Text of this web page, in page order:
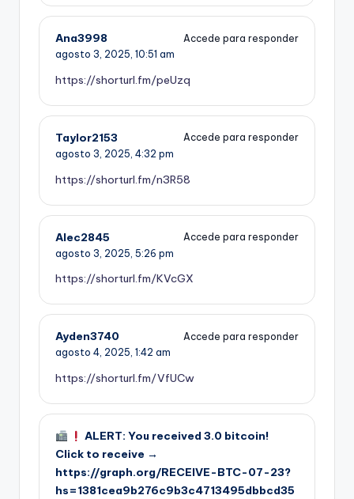
Ana3998
Accede para responder
agosto 3, 2025, 10:51 am
https://shorturl.fm/peUzq
Taylor2153
Accede para responder
agosto 3, 2025, 4:32 pm
https://shorturl.fm/n3R58
Alec2845
Accede para responder
agosto 3, 2025, 5:26 pm
https://shorturl.fm/KVcGX
Ayden3740
Accede para responder
agosto 4, 2025, 1:42 am
https://shorturl.fm/VfUCw
ALERT: You received 3.0 bitcoin!
Click to receive →
https://graph.org/RECEIVE-BTC-07-23?
hs=1381cea9b276c9b3c4713495dbbcd35